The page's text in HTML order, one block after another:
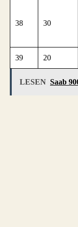
38 30
39 20
LESEN Saab